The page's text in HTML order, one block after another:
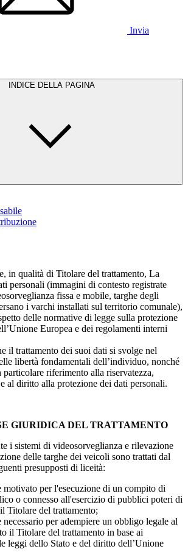
Invia
INDICE DELLA PAGINA
in qualità di Titolare del trattamento, La
personali (immagini di contesto registrate
fissa e mobile, targhe degli
i varchi installati sul territorio comunale),
delle normative di legge sulla protezione
Europea e dei regolamenti interni
il trattamento dei suoi dati si svolge nel
libertà fondamentali dell’individuo, nonché
riferimento alla riservatezza,
al diritto alla protezione dei dati personali.
GIURIDICA DEL TRATTAMENTO
i sistemi di videosorveglianza e rilevazione
delle targhe dei veicoli sono trattati dal
presupposti di liceità:
motivato per l'esecuzione di un compito di
o connesso all'esercizio di pubblici poteri di
Titolare del trattamento;
necessario per adempiere un obbligo legale al
il Titolare del trattamento in base ai
leggi dello Stato e del diritto dell’Unione